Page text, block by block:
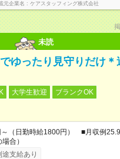
元企業名 ケアスタッフィング株式会社
未読
ゆったり見守りだけ＊
大学生歓迎
ブランクOK
～（日勤時給1800円） ■月収例
合）
支給あり